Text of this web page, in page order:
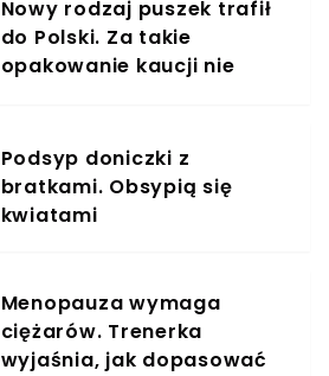
Nowy rodzaj puszek trafił
do Polski. Za takie
opakowanie kaucji nie
Podsyp doniczki z
bratkami. Obsypią się
kwiatami
Menopauza wymaga
ciężarów. Trenerka
wyjaśnia, jak dopasować